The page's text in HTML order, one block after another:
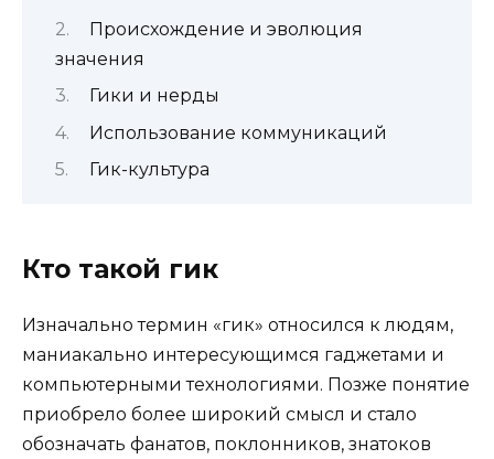
Происхождение и эволюция
значения
Гики и нерды
Использование коммуникаций
Гик-культура
Кто такой гик
Изначально термин «гик» относился к людям,
маниакально интересующимся гаджетами и
компьютерными технологиями. Позже понятие
приобрело более широкий смысл и стало
обозначать фанатов, поклонников, знатоков